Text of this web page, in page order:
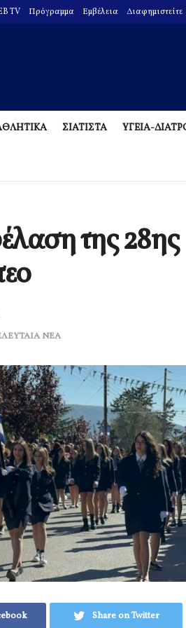
TV Πρόγραμμα Εμβέλεια Διαφημιστείτε
ΣΙΑΤΙΣΤΑ ΥΓΕΙΑ-
της 28ης
ΝΕΑ
Share on Twitter